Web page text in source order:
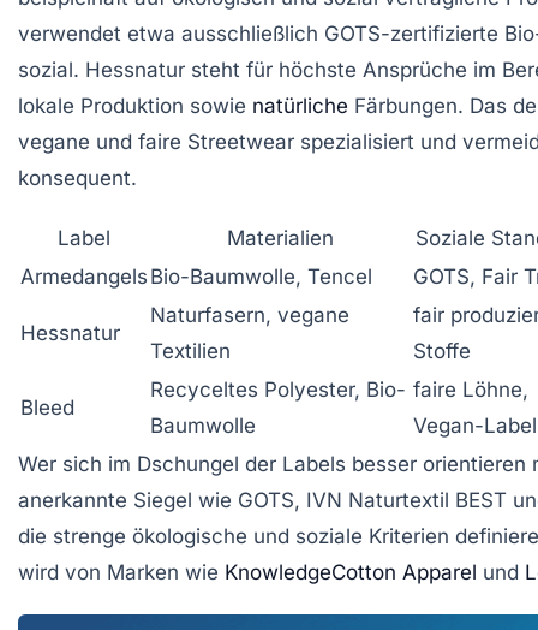
verwendet etwa ausschließlich GOTS-zertifizierte
sozial. Hessnatur steht für höchste Ansprüche im
lokale Produktion sowie natürliche Färbungen. Das
vegane und faire Streetwear spezialisiert und
konsequent.
Label Materialien
Soziale
Armedangels Bio-Baumwolle, Tencel GOTS, Fair
Hessnatur
Naturfasern, vegane
Textilien
fair
Stoffe
Bleed
Recyceltes Polyester, Bio-
Baumwolle
faire Löhne,
Vegan-Label
Wer sich im Dschungel der Labels besser
anerkannte Siegel wie GOTS, IVN Naturtextil BEST
die strenge ökologische und soziale Kriterien
wird von Marken wie KnowledgeCotton Apparel und